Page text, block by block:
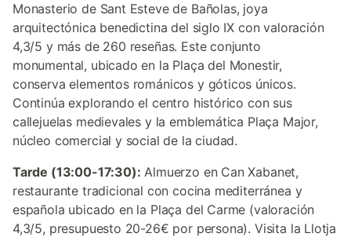
Monasterio de Sant Esteve de Bañolas, joya
arquitectónica benedictina del siglo IX con valoración
4,3/5 y más de 260 reseñas. Este conjunto
monumental, ubicado en la Plaça del Monestir,
conserva elementos románicos y góticos únicos.
Continúa explorando el centro histórico con sus
callejuelas medievales y la emblemática Plaça Major,
núcleo comercial y social de la ciudad.
Tarde (13:00-17:30): Almuerzo en Can Xabanet,
restaurante tradicional con cocina mediterránea y
española ubicado en la Plaça del Carme (valoración
4,3/5, presupuesto 20-26€ por persona). Visita la Llotja